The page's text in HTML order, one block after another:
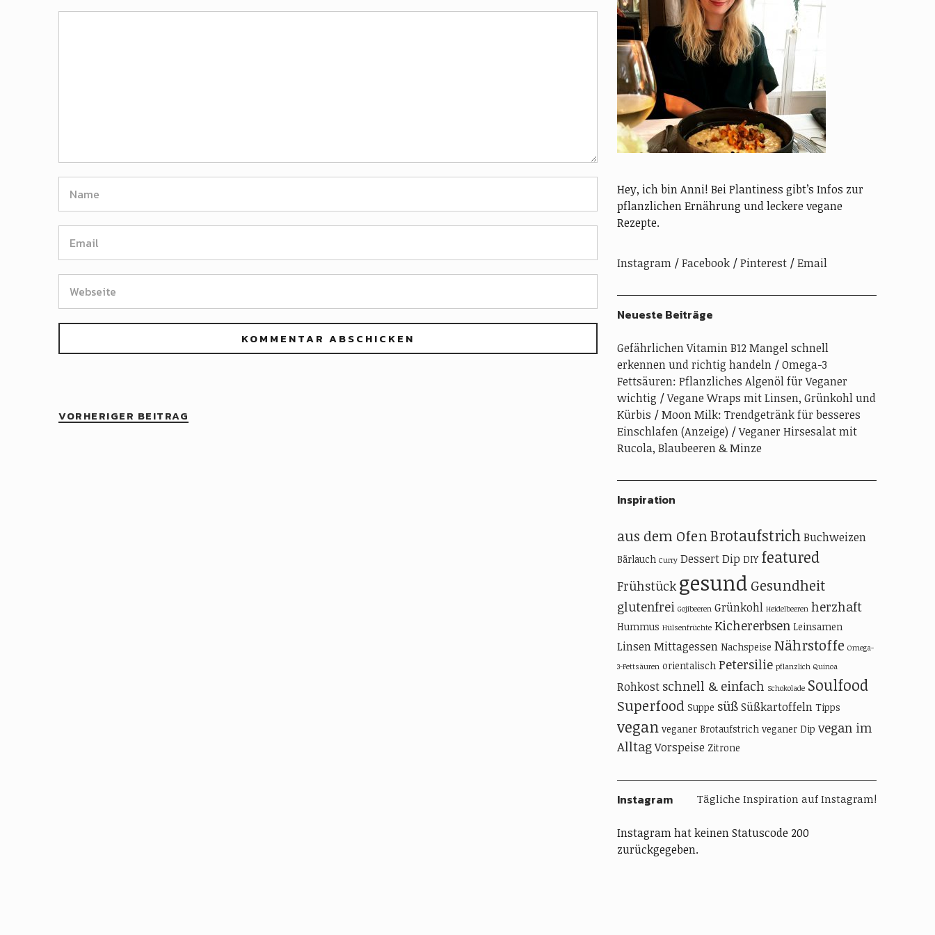
VORHERIGER BEITRAG
Hey, ich bin Anni! Bei Plantiness gibt’s Infos zur
pflanzlichen Ernährung und leckere vegane
Rezepte.
Instagram Facebook Pinterest Email
Neueste Beiträge
Gefährlichen Vitamin B12 Mangel schnell
erkennen und richtig handeln
Omega-3
Fettsäuren: Pflanzliches Algenöl für Veganer
wichtig
Vegane Wraps mit Linsen, Grünkohl und
Kürbis
Moon Milk: Trendgetränk für besseres
Einschlafen (Anzeige)
Veganer Hirsesalat mit
Rucola, Blaubeeren & Minze
Inspiration
aus dem OfenBrotaufstrichBuchweizen
Bärlauch Curry DessertDip DIY featured
Frühstück gesund Gesundheit
glutenfrei Gojibeeren Grünkohl Heidelbeeren herzhaft
Hummus Hülsenfrüchte Kichererbsen Leinsamen
LinsenMittagessen Nachspeise Nährstoffe Omega-
3-Fettsäuren orientalisch Petersilie pflanzlich Quinoa
Rohkost schnell & einfach Schokolade Soulfood
Superfood Suppe süßSüßkartoffeln Tipps
vegan veganer Brotaufstrich veganer Dip vegan im
AlltagVorspeise Zitrone
Instagram
Instagram hat keinen Statuscode 200
zurückgegeben.
Tägliche Inspiration auf Instagram!